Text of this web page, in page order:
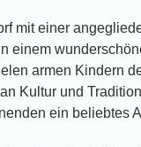
mit einer
einem
armen Kindern
Kultur und
ein beliebtes